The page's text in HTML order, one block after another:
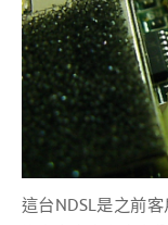
這台NDSL是之前